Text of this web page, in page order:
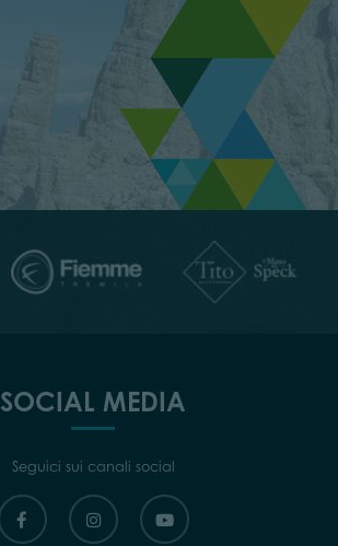
SOCIAL MEDIA
Seguici sui canali social